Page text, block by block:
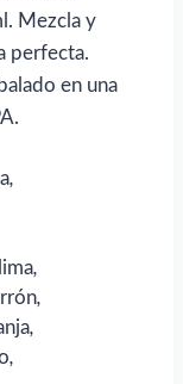
Mezcla y
perfecta.
en una
,
lima,
,
,
,